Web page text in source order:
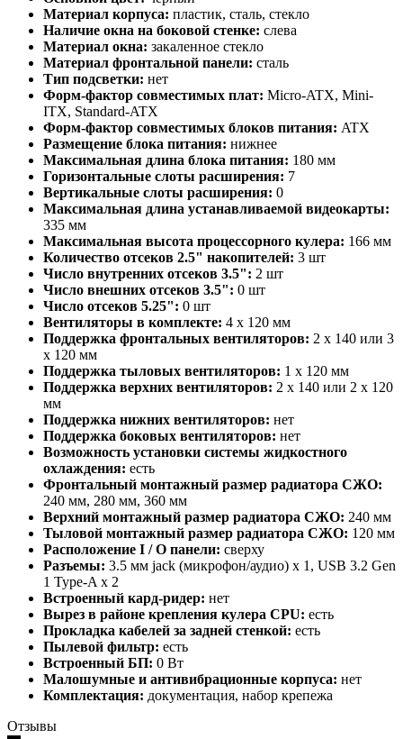
Материал корпуса: пластик, сталь, стекло
Наличие окна на боковой стенке: слева
Материал окна: закаленное стекло
Материал фронтальной панели: сталь
Тип подсветки: нет
Форм-фактор совместимых плат: Micro-ATX, Mini-
ITX, Standard-ATX
Форм-фактор совместимых блоков питания: ATX
Размещение блока питания: нижнее
Максимальная длина блока питания: 180 мм
Горизонтальные слоты расширения: 7
Вертикальные слоты расширения: 0
Максимальная длина устанавливаемой видеокарты:
335 мм
Максимальная высота процессорного кулера: 166 мм
Количество отсеков 2.5" накопителей: 3 шт
Число внутренних отсеков 3.5": 2 шт
Число внешних отсеков 3.5": 0 шт
Число отсеков 5.25": 0 шт
Вентиляторы в комплекте: 4 x 120 мм
Поддержка фронтальных вентиляторов: 2 x 140 или 3
x 120 мм
Поддержка тыловых вентиляторов: 1 x 120 мм
Поддержка верхних вентиляторов: 2 x 140 или 2 x 120
мм
Поддержка нижних вентиляторов: нет
Поддержка боковых вентиляторов: нет
Возможность установки системы жидкостного
охлаждения: есть
Фронтальный монтажный размер радиатора СЖО:
240 мм, 280 мм, 360 мм
Верхний монтажный размер радиатора СЖО: 240 мм
Тыловой монтажный размер радиатора СЖО: 120 мм
Расположение I / O панели: сверху
Разъемы: 3.5 мм jack (микрофон/аудио) х 1, USB 3.2 Gen
1 Type-A х 2
Встроенный кард-ридер: нет
Вырез в районе крепления кулера CPU: есть
Прокладка кабелей за задней стенкой: есть
Пылевой фильтр: есть
Встроенный БП: 0 Вт
Малошумные и антивибрационные корпуса: нет
Комплектация: документация, набор крепежа
Отзывы